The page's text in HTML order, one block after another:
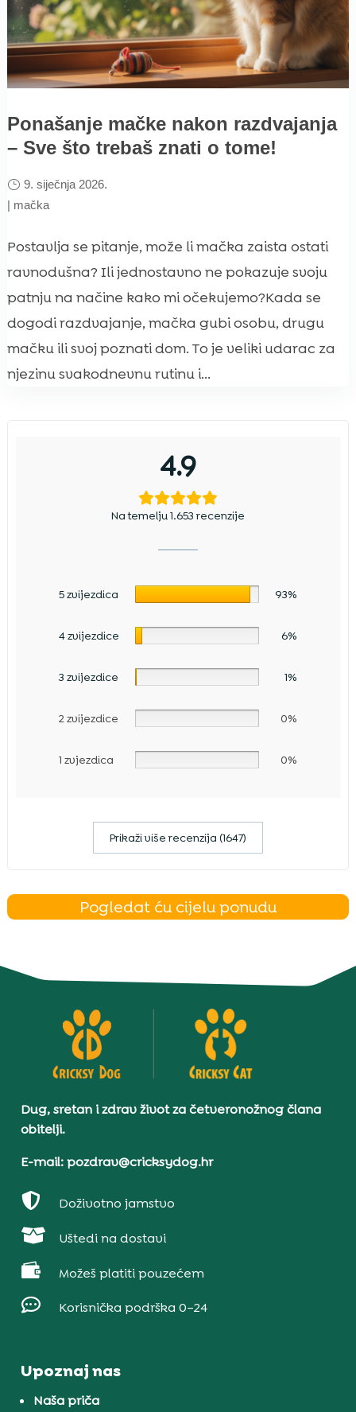
Ponašanje mačke nakon razdvajanja
– Sve što trebaš znati o tome!
9. siječnja 2026.
| mačka
Postavlja se pitanje, može li mačka zaista ostati
ravnodušna? Ili jednostavno ne pokazuje svoju
patnju na načine kako mi očekujemo?Kada se
dogodi razdvajanje, mačka gubi osobu, drugu
mačku ili svoj poznati dom. To je veliki udarac za
njezinu svakodnevnu rutinu i...
4.9
Na temelju 1.653 recenzije
5 zvijezdica 93%
4 zvijezdice 6%
3 zvijezdice 1%
2 zvijezdice 0%
1 zvjezdica 0%
Prikaži više recenzija (1647)
Pogledat ću cijelu ponudu
Dug, sretan i zdrav život za četveronožnog člana
obitelji.
E-mail: pozdrav@cricksydog.hr
 Doživotno jamstvo
 Uštedi na dostavi
 Možeš platiti pouzećem
 Korisnička podrška 0–24
Upoznaj nas
Naša priča